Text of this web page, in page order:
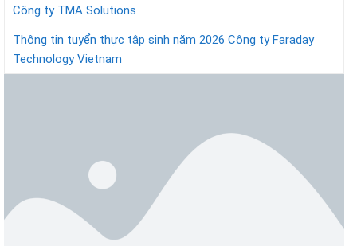
Công ty TMA Solutions
Thông tin tuyển thực tập sinh năm 2026 Công ty Faraday
Technology Vietnam